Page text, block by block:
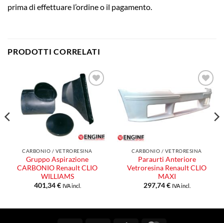
prima di effettuare l’ordine o il pagamento.
PRODOTTI CORRELATI
Aggiungi
alla lista
dei
desideri
CARBONIO / VETRORESINA
Gruppo Aspirazione
CARBONIO Renault CLIO
WILLIAMS
401,34€ IVA incl.
Aggiungi
alla lista
dei
desideri
CARBONIO / VETRORESINA
Paraurti Anteriore
Vetroresina Renault CLIO
MAXI
297,74€ IVA incl.